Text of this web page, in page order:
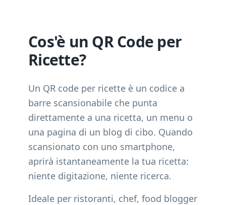
Cos'è un QR Code per
Ricette?
Un QR code per ricette è un codice a
barre scansionabile che punta
direttamente a una ricetta, un menu o
una pagina di un blog di cibo. Quando
scansionato con uno smartphone,
aprirà istantaneamente la tua ricetta:
niente digitazione, niente ricerca.
Ideale per ristoranti, chef, food blogger